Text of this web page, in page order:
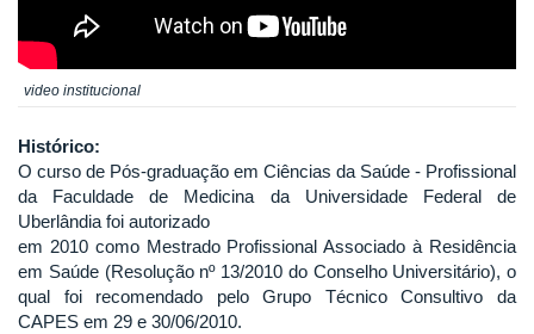
video institucional
Histórico:
O curso de Pós‐graduação em Ciências da Saúde - Profissional
da Faculdade de Medicina da Universidade Federal de
Uberlândia foi autorizado
em 2010 como Mestrado Profissional Associado à Residência
em Saúde (Resolução nº 13/2010 do Conselho Universitário), o
qual foi recomendado pelo Grupo Técnico Consultivo da
CAPES em 29 e 30/06/2010.